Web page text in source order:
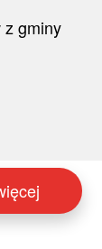
z gminy